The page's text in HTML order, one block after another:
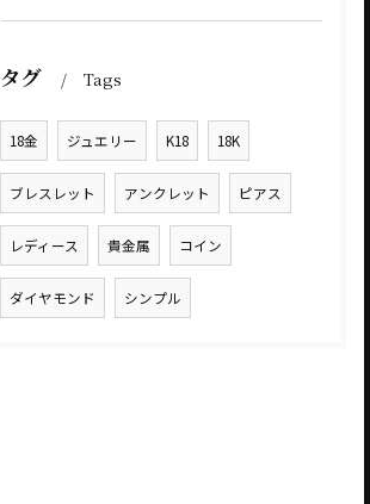
タグ Tags
18金 ジュエリー K18 18K
ブレスレット アンクレット ピアス
レディース 貴金属 コイン
ダイヤモンド シンプル